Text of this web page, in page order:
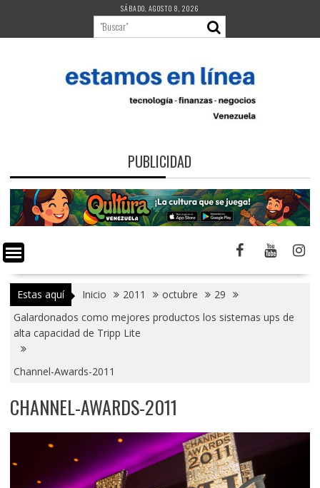
contenido
SÁBADO, AGOSTO 8, 2026
PUBLICIDAD
Estas aquí Inicio 2011 octubre
29
Galardonados como mejores productos los sistemas ups de
alta capacidad de Tripp Lite
Channel-Awards-2011
CHANNEL-AWARDS-2011